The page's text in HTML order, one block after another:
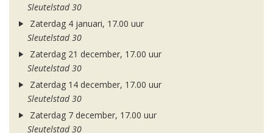
Sleutelstad 30
Zaterdag 4 januari, 17.00 uur
Sleutelstad 30
Zaterdag 21 december, 17.00 uur
Sleutelstad 30
Zaterdag 14 december, 17.00 uur
Sleutelstad 30
Zaterdag 7 december, 17.00 uur
Sleutelstad 30